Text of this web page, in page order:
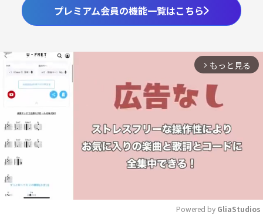
プレミアム会員の機能一覧はこちら
arrow_forward_ios もっと見る
Powered by GliaStudios